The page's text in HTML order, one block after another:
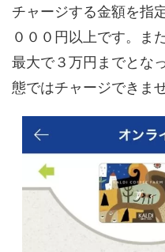
チャージする金額を指
０００円以上です。ま
最大で３万円までとな
態ではチャージできませ